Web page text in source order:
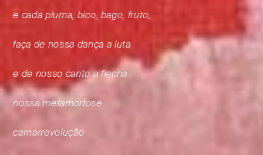
e cada pluma, bico, bago, fruto,
faça de nossa dança a luta
e de nosso canto a flecha
nossa metamorfose
carnarrevolução